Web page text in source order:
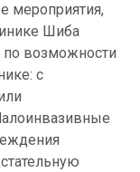
мероприятия,
Шиба
по возможности
с